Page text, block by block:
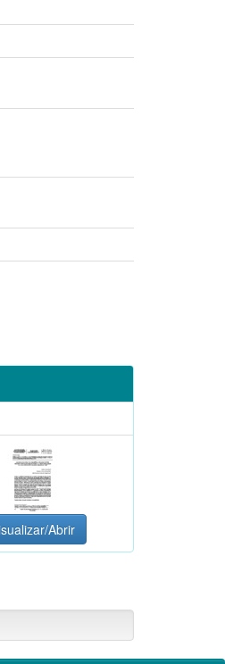
Abrir